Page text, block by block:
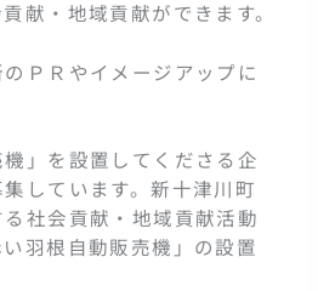
献・地域貢献ができます。
ＰＲやイメージアップに
機」を設置してくださる企
しています。新十津川町
社会貢献・地域貢献活動
羽根自動販売機」の設置